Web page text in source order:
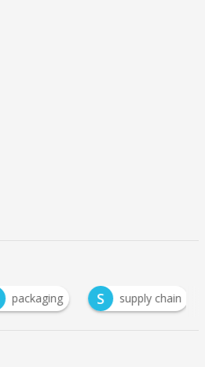
packaging S supply chain